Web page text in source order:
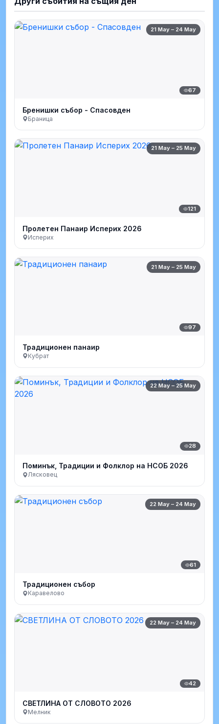
21 May – 24 May
67
Бренишки събор - Спасовден
Браница
21 May – 25 May
121
Пролетен Панаир Исперих 2026
Исперих
21 May – 25 May
97
Традиционен панаир
Кубрат
22 May – 25 May
28
Поминък, Традиции и Фолклор на НСОБ 2026
Лясковец
22 May – 24 May
61
Традиционен събор
Каравелово
22 May – 24 May
42
СВЕТЛИНА ОТ СЛОВОТО 2026
Мелник